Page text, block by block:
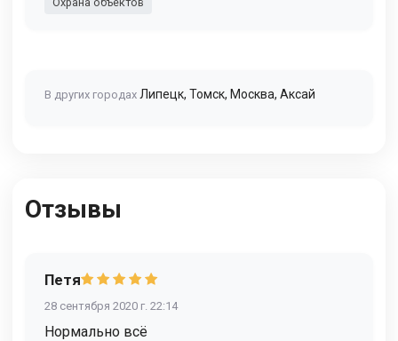
В других городах Липецк, Томск, Москва, Аксай
Отзывы
Петя
28 сентября 2020 г. 22:14
Нормально всё